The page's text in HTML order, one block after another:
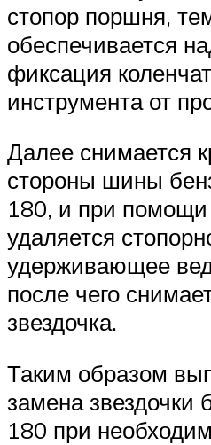
стопор поршня,
обеспечивается
фиксация
инструмента от
Далее снимается
стороны шины
180, и при помощи
удаляется
удерживающее
после чего
звездочка.
Таким образом
замена звездочки
180 при